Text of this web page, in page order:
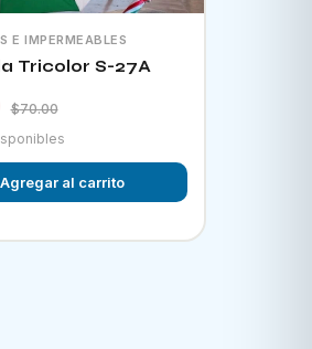
E IMPERMEABLES
Tricolor S-27A
$70.00
al carrito